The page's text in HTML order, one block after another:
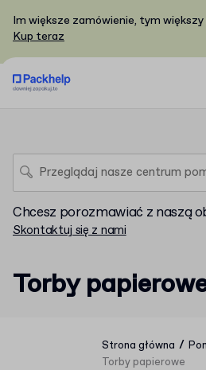
Im większe zamówienie, tym
Kup teraz
Chcesz porozmawiać z naszą
Skontaktuj się z nami
Torby
Strona główna /
Torby papierowe